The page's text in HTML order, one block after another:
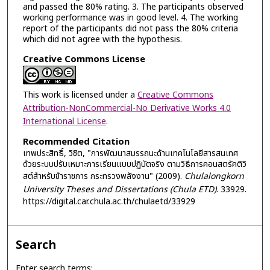
and passed the 80% rating. 3. The participants observed
working performance was in good level. 4. The working
report of the participants did not pass the 80% criteria
which did not agree with the hypothesis.
Creative Commons License
This work is licensed under a Creative Commons
Attribution-NonCommercial-No Derivative Works 4.0
International License.
Recommended Citation
เทพประสิทธิ์, วิชิต, "การพัฒนาสมรรถนะด้านเทคโนโลยีสารสนเทศ
ด้วยระบบปรับเหมาะการเรียนแบบปฏิบัตจริง ตามวิธีการคอนสตรัคติวิ
สต์สำหรับข้าราชการ กระทรวงพลังงาน" (2009). Chulalongkorn
University Theses and Dissertations (Chula ETD). 33929.
https://digital.car.chula.ac.th/chulaetd/33929
Search